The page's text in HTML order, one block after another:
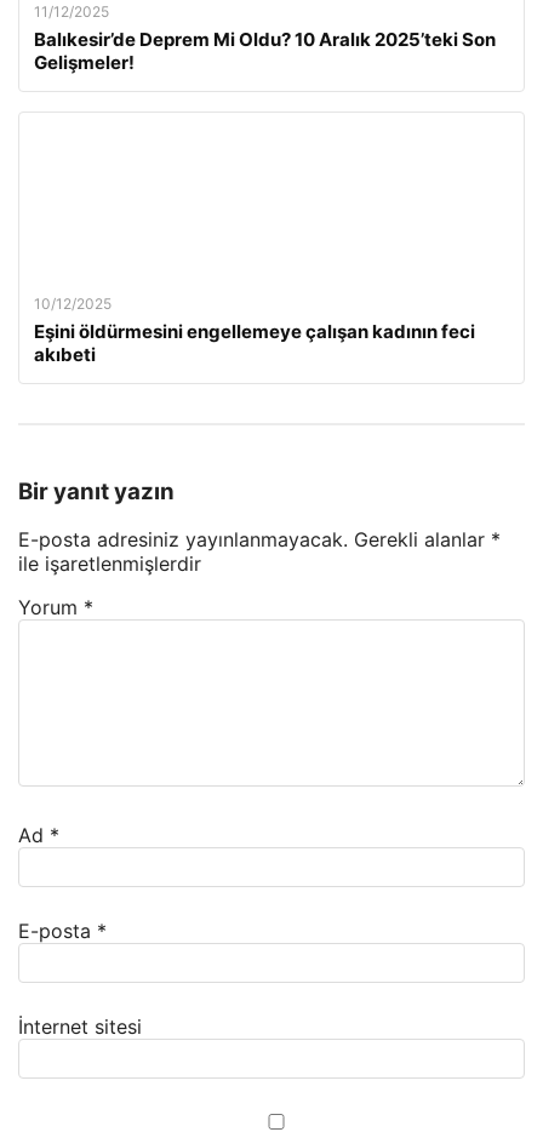
11/12/2025
Balıkesir’de Deprem Mi Oldu? 10 Aralık 2025’teki Son
Gelişmeler!
10/12/2025
Eşini öldürmesini engellemeye çalışan kadının feci
akıbeti
Bir yanıt yazın
E-posta adresiniz yayınlanmayacak. Gerekli alanlar *
ile işaretlenmişlerdir
Yorum *
Ad *
E-posta *
İnternet sitesi